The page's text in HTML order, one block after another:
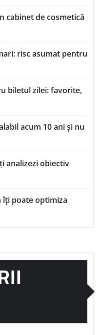
cabinet de cosmetică
risc asumat pentru
biletul zilei: favorite,
acum 10 ani și nu
analizezi obiectiv
îți poate optimiza